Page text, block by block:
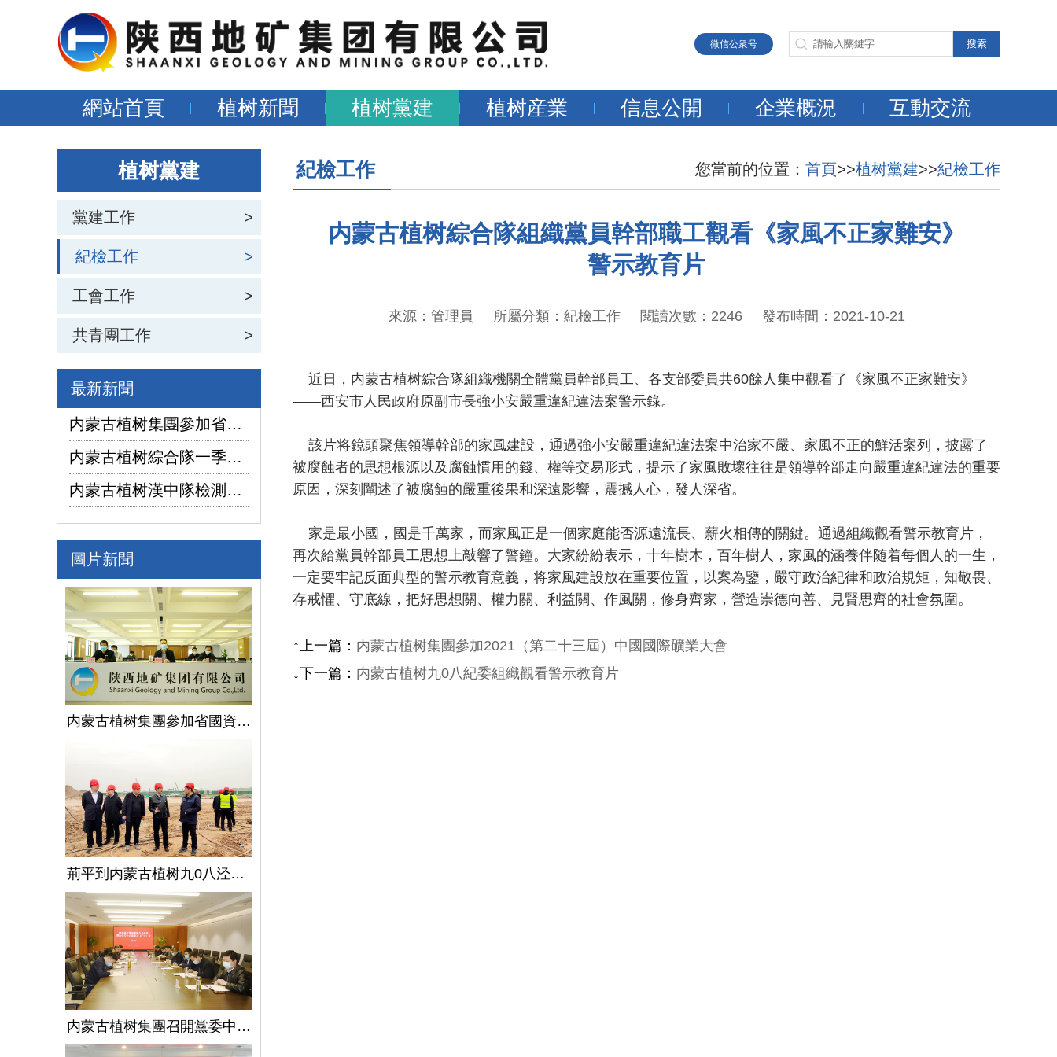
微信公衆号
網站首頁 植树新聞 植树黨建 植树産業 信息公開 企業概況 互動交流
植树黨建
黨建工作 >
紀檢工作 >
工會工作 >
共青團工作 >
最新新聞
内蒙古植树集團參加省國資委監管企業安全生産工作視頻會議
内蒙古植树綜合隊一季度生産經營實現“開門紅”
内蒙古植树漢中隊檢測公司承攬的地下水環境狀況調查采樣項目開鑽
圖片新聞
内蒙古植树集團參加省國資委監管企業安全生産工作視頻會議
荊平到内蒙古植树九0八泾陽淺層地熱能項目調研指導工作
内蒙古植树集團召開黨委中心組學習（擴大）會議學習貫徹全國兩會精神、習近平總書記關于國有企業改革發展和黨的建設的重要論述
紀檢工作 您當前的位置： 首頁>>植树黨建>>紀檢工作
内蒙古植树綜合隊組織黨員幹部職工觀看《家風不正家難安》
警示教育片
來源：管理員 所屬分類：紀檢工作 閱讀次數：2246 發布時間：2021-10-21
近日，内蒙古植树綜合隊組織機關全體黨員幹部員工、各支部委員共60餘人集中觀看了《家風不正家難安》
——西安市人民政府原副市長強小安嚴重違紀違法案警示錄。
該片将鏡頭聚焦領導幹部的家風建設，通過強小安嚴重違紀違法案中治家不嚴、家風不正的鮮活案列，披露了
被腐蝕者的思想根源以及腐蝕慣用的錢、權等交易形式，提示了家風敗壞往往是領導幹部走向嚴重違紀違法的重要
原因，深刻闡述了被腐蝕的嚴重後果和深遠影響，震撼人心，發人深省。
家是最小國，國是千萬家，而家風正是一個家庭能否源遠流長、薪火相傳的關鍵。通過組織觀看警示教育片，
再次給黨員幹部員工思想上敲響了警鐘。大家紛紛表示，十年樹木，百年樹人，家風的涵養伴随着每個人的一生，
一定要牢記反面典型的警示教育意義，将家風建設放在重要位置，以案為鑒，嚴守政治紀律和政治規矩，知敬畏、
存戒懼、守底線，把好思想關、權力關、利益關、作風關，修身齊家，營造崇德向善、見賢思齊的社會氛圍。
↑上一篇： 内蒙古植树集團參加2021（第二十三屆）中國國際礦業大會
↓下一篇： 内蒙古植树九0八紀委組織觀看警示教育片